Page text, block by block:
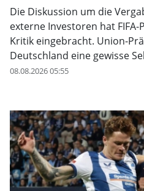
Die Diskussion um die
externe Investoren hat
Kritik eingebracht. Union-
Deutschland eine gewisse
08.08.2026 05:55